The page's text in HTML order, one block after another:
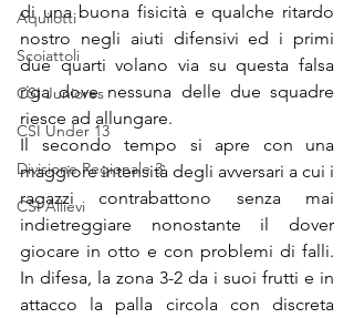
Aquilotti
Scoiattoli
CSI Juniores
CSI Under 13
Divisione Regionale 3
CSI Allievi
di una buona fisicità e qualche ritardo
nostro negli aiuti difensivi ed i primi
due quarti volano via su questa falsa
riga dove nessuna delle due squadre
riesce ad allungare.
Il secondo tempo si apre con una
maggiore intensità degli avversari a cui i
ragazzi contrabattono senza mai
indietreggiare nonostante il dover
giocare in otto e con problemi di falli.
In difesa, la zona 3-2 da i suoi frutti e in
attacco la palla circola con discreta